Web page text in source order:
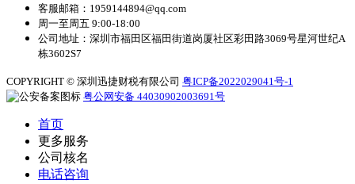
客服邮箱：1959144894@qq.com
周一至周五 9:00-18:00
公司地址：深圳市福田区福田街道岗厦社区彩田路3069号星河世纪A
栋3602S7
COPYRIGHT © 深圳迅捷财税有限公司 粤ICP备2022029041号-1
粤公网安备 44030902003691号
首页
更多服务
公司核名
电话咨询